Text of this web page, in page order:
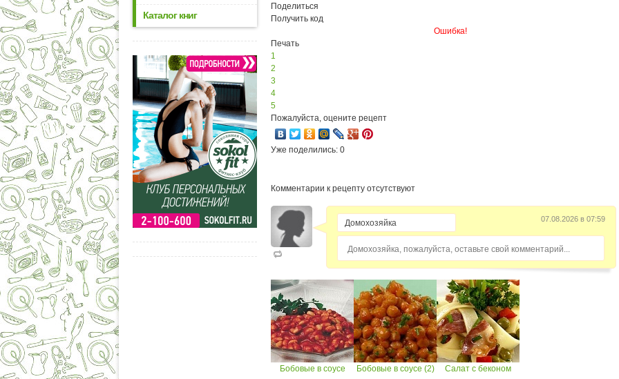
Каталог книг
Поделиться
Получить код
Ошибка!
Печать
1
2
3
4
5
Пожалуйста, оцените рецепт
Уже поделились: 0
Комментарии к рецепту отсутствуют
07.08.2026 в 07:59
Домохозяйка, пожалуйста, оставьте свой комментарий...
Бобовые в соусе Бобовые в соусе (2) Салат с беконом